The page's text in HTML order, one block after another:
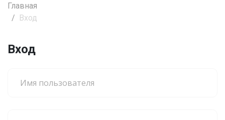
Главная
Вход
Вход